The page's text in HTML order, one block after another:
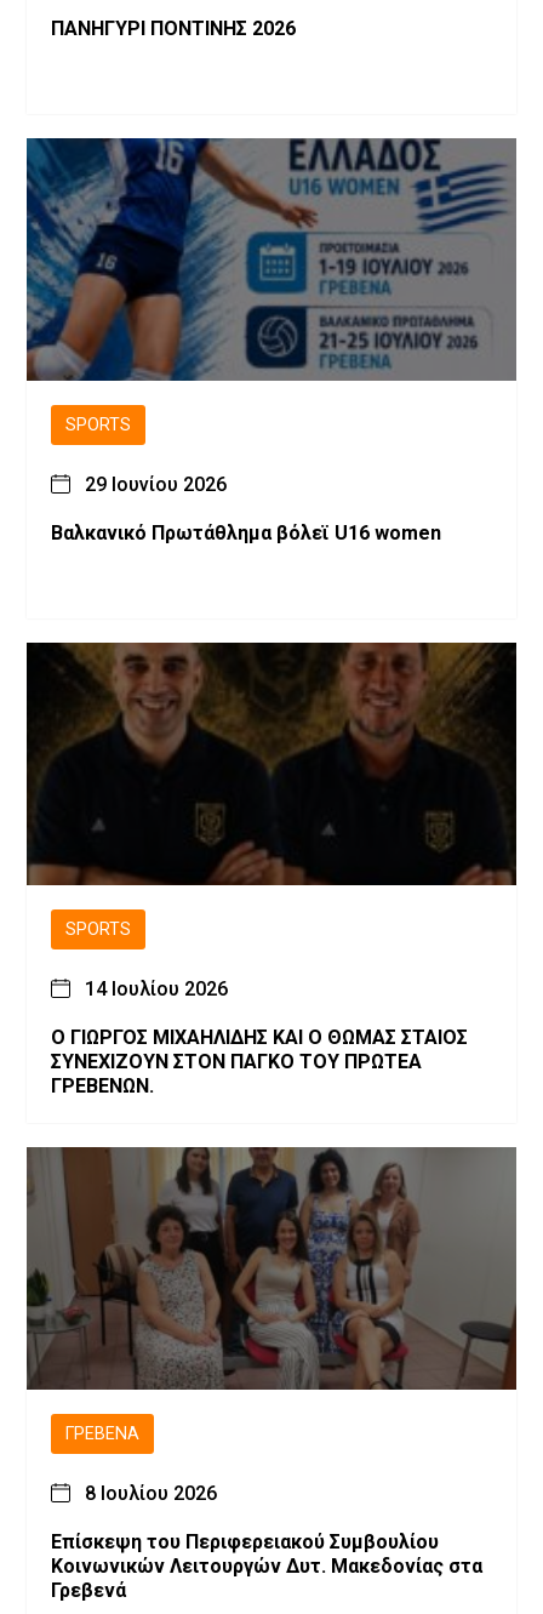
ΠΑΝΗΓΥΡΙ ΠΟΝΤΙΝΗΣ 2026
SPORTS
29 Ιουνίου 2026
Βαλκανικό Πρωτάθλημα βόλεϊ U16 women
SPORTS
14 Ιουλίου 2026
Ο ΓΙΩΡΓΟΣ ΜΙΧΑΗΛΙΔΗΣ ΚΑΙ Ο ΘΩΜΑΣ ΣΤΑΙΟΣ
ΣΥΝΕΧΙΖΟΥΝ ΣΤΟΝ ΠΑΓΚΟ ΤΟΥ ΠΡΩΤΕΑ
ΓΡΕΒΕΝΩΝ.
ΓΡΕΒΕΝΆ
8 Ιουλίου 2026
Επίσκεψη του Περιφερειακού Συμβουλίου
Κοινωνικών Λειτουργών Δυτ. Μακεδονίας στα
Γρεβενά